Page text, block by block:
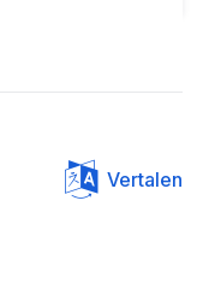
Vertalen